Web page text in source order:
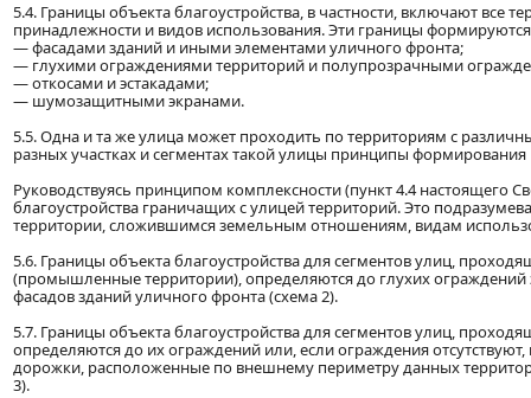
5.4. Границы объекта благоустройства, в частности, включают все
принадлежности и видов использования. Эти границы
— фасадами зданий и иными элементами уличного фронта;
— глухими ограждениями территорий и полупрозрачными
— откосами и эстакадами;
— шумозащитными экранами.
5.5. Одна и та же улица может проходить по территориям с
разных участках и сегментах такой улицы принципы формирования
Руководствуясь принципом комплексности (пункт 4.4 настоящего
благоустройства граничащих с улицей территорий. Это
территории, сложившимся земельным отношениям, видам
5.6. Границы объекта благоустройства для сегментов улиц,
(промышленные территории), определяются до глухих ограждений
фасадов зданий уличного фронта (схема 2).
5.7. Границы объекта благоустройства для сегментов улиц,
определяются до их ограждений или, если ограждения
дорожки, расположенные по внешнему периметру данных
3).